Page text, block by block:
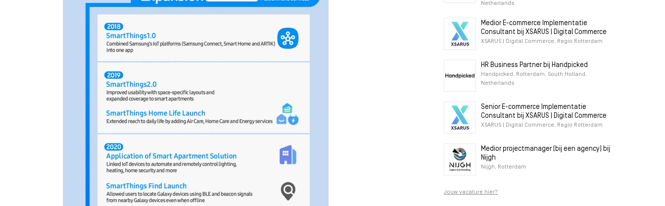
Netherlands
Medior E-commerce Implementatie
Consultant bij XSARUS | Digital Commerce
XSARUS | Digital Commerce, Regio Rotterdam
HR Business Partner bij Handpicked
Handpicked, Rotterdam, South Holland,
Netherlands
Senior E-commerce Implementatie
Consultant bij XSARUS | Digital Commerce
XSARUS | Digital Commerce, Regio Rotterdam
Medior projectmanager (bij een agency) bij
Nijgh
Nijgh, Rotterdam
Jouw vacature hier?